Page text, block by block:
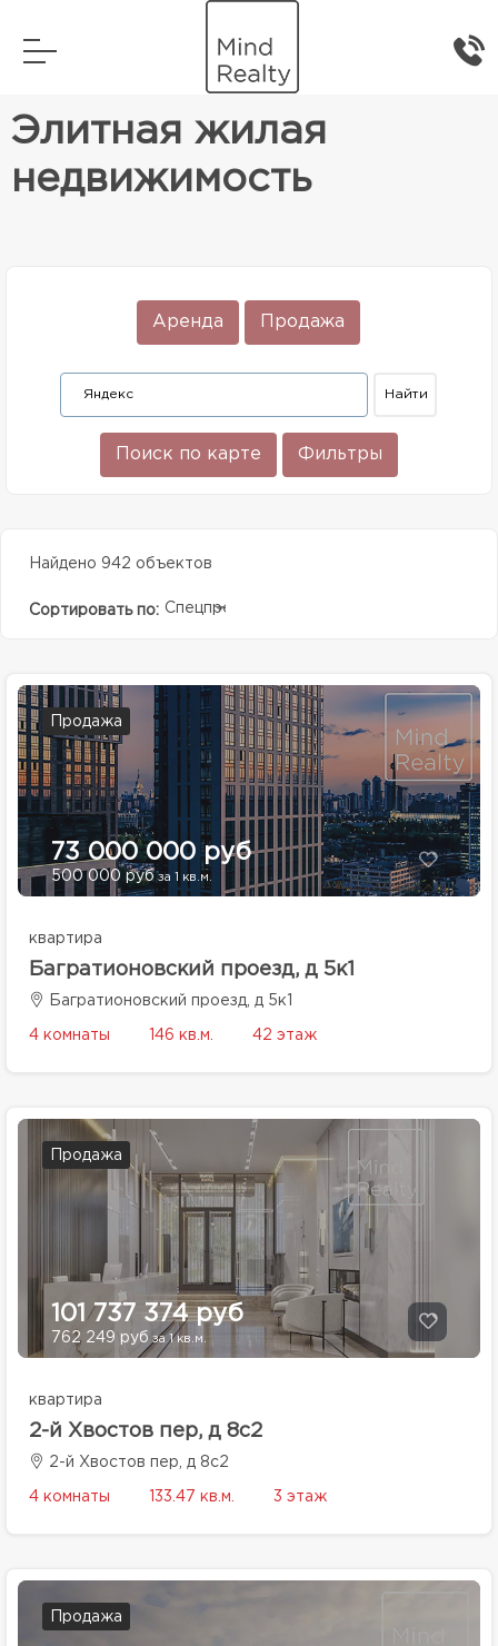
Элитная жилая недвижимость
Элитная жилая
недвижимость
Аренда Продажа
Поиск по карте Фильтры
Найдено 942 объектов
Сортировать по: Спецпредолжение
Продажа
73 000 000 руб
500 000 рубза 1 кв.м.
квартира
Багратионовский проезд, д 5к1
Багратионовский проезд, д 5к1
4 комнаты 146 кв.м. 42 этаж
Продажа
101 737 374 руб
762 249 руб за 1 кв.м.
квартира
2-й Хвостов пер, д 8с2
2-й Хвостов пер, д 8с2
4 комнаты 133.47 кв.м. 3 этаж
Продажа